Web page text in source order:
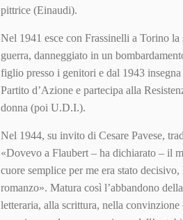
pittrice (Einaudi).
Nel 1941 esce con Frassinelli a Torino
guerra, danneggiato in un
figlio presso i genitori e dal 1943
Partito d’Azione e partecipa alla
donna (poi U.D.I.).
Nel 1944, su invito di Cesare Pavese,
«Dovevo a Flaubert – ha dichiarato – il
cuore semplice per me era stato
romanzo». Matura così l’abbandono
letteraria, alla scrittura, nella